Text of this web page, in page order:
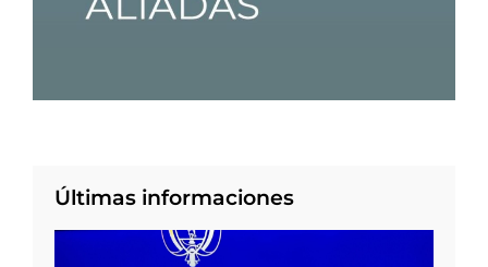
Últimas informaciones